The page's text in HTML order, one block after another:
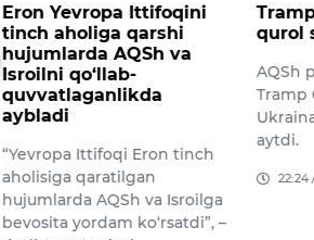
Eron Yevropa Ittifoqini
tinch aholiga qarshi
hujumlarda AQSh va
Isroilni qo‘llab-
quvvatlaganlikda
aybladi
“Yevropa Ittifoqi Eron tinch
aholisiga qaratilgan
hujumlarda AQSh va Isroilga
bevosita yordam ko‘rsatdi”, –
qurol
AQSh
Tramp
aytdi.
22:24